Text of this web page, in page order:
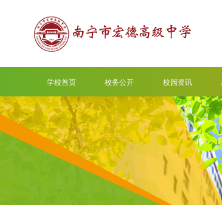
学校首页 校务公开 校园资讯